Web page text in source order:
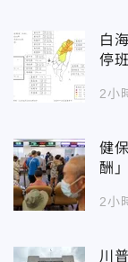
白
停
2小
健
酬」
2小
川